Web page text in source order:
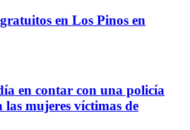
en Los Pinos en
en contar con una policía
las mujeres víctimas de